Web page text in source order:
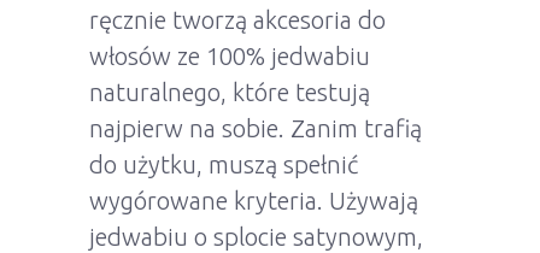
ręcznie tworzą akcesoria do
włosów ze 100% jedwabiu
naturalnego, które testują
najpierw na sobie. Zanim trafią
do użytku, muszą spełnić
wygórowane kryteria. Używają
jedwabiu o splocie satynowym,